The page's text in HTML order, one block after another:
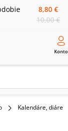
8,80 €
10,00 €
Konto
Kalendáre, diáre